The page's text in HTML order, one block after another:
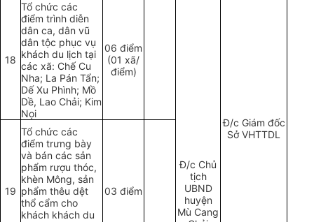
Đ/c Chủ
tịch
UBND
huyện
Mù Cang
18
Tổ chức các
điểm trình diễn
dân ca, dân vũ
dân tộc phục vụ
khách du lịch tại
các xã: Chế Cu
Nha; La Pán Tẩn;
Dế Xu Phình; Mồ
Dề, Lao Chải; Kim
Nọi
06 điểm
(01 xã/
điểm)
Đ/c Giám đốc
Sở VHTTDL
19
Tổ chức các
điểm trưng bày
và bán các sản
phẩm rượu thóc,
khèn Mông, sản
phẩm thêu dệt
thổ cẩm cho
khách khách du
03 điểm